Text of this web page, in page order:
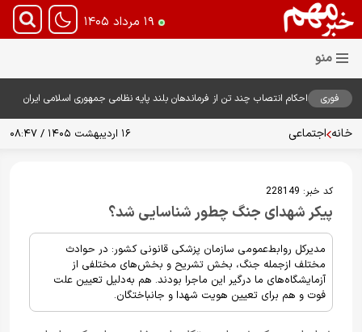
۱۹ مرداد ۱۴۰۵
فوری
احکام انتصاب چند تن از فرماندهان بلند پایه نظامی جمهوری اسلامی ایران
خانه اجتماعی ۱۶ اردیبهشت ۱۴۰۵ / ۰۸:۴۷
کد خبر: 228149
پیکر شهدای جنگ چطور شناسایی شد؟
مدیرکل روابط‌عمومی سازمان پزشکی قانونی کشور: در حوادث
مختلف ازجمله جنگ، بخش تشریح و بخش‌های مختلفی از
آزمایشگاه‌های ما درگیر این ماجرا بودند. هم به‌دلیل تعیین علت
فوت و هم برای تعیین هویت شهدا و جانباختگان.